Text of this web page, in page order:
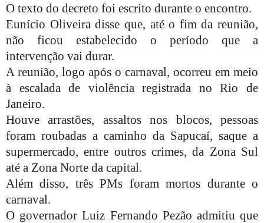
O texto do decreto foi escrito durante o encontro.
Eunício Oliveira disse que, até o fim da reunião,
não ficou estabelecido o período que a
intervenção vai durar.
A reunião, logo após o carnaval, ocorreu em meio
à escalada de violência registrada no Rio de
Janeiro.
Houve arrastões, assaltos nos blocos, pessoas
foram roubadas a caminho da Sapucaí, saque a
supermercado, entre outros crimes, da Zona Sul
até a Zona Norte da capital.
Além disso, três PMs foram mortos durante o
carnaval.
O governador Luiz Fernando Pezão admitiu que